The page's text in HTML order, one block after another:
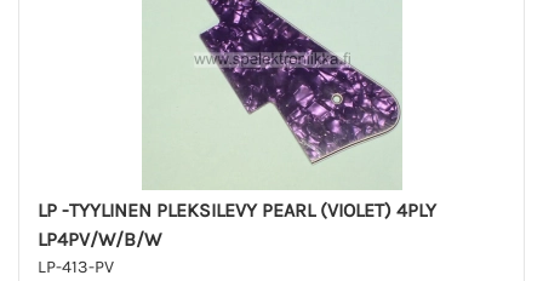
LP -TYYLINEN PLEKSILEVY PEARL (VIOLET) 4PLY
LP4PV/W/B/W
LP-413-PV